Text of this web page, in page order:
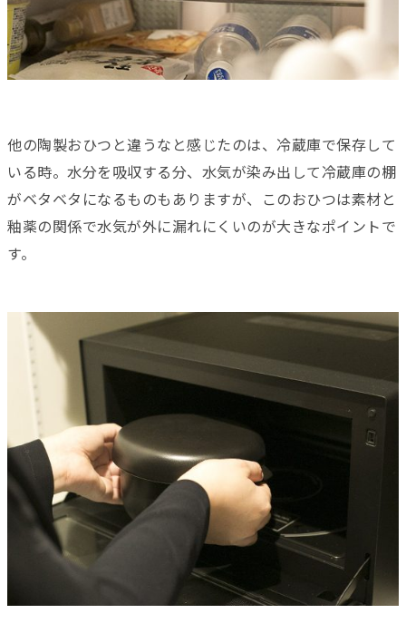
他の陶製おひつと違うなと感じたのは、冷蔵庫で保存して
いる時。水分を吸収する分、水気が染み出して冷蔵庫の棚
がベタベタになるものもありますが、このおひつは素材と
釉薬の関係で水気が外に漏れにくいのが大きなポイントで
す。